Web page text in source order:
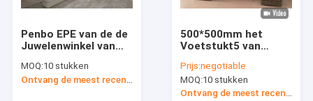
Penbo EPE van de de
Juwelenwinkel van
het Meubilairt5
LEIDENE Vitrines
MOQ:10 stukken
500*500mm het
Voetstukt5 van
Glasjuwelen de
Afsluitbare Vertoning
Juwelenvitrine
Prijs:negotiable
MOQ:10 stukken
Ontvang de meest recente Prijs